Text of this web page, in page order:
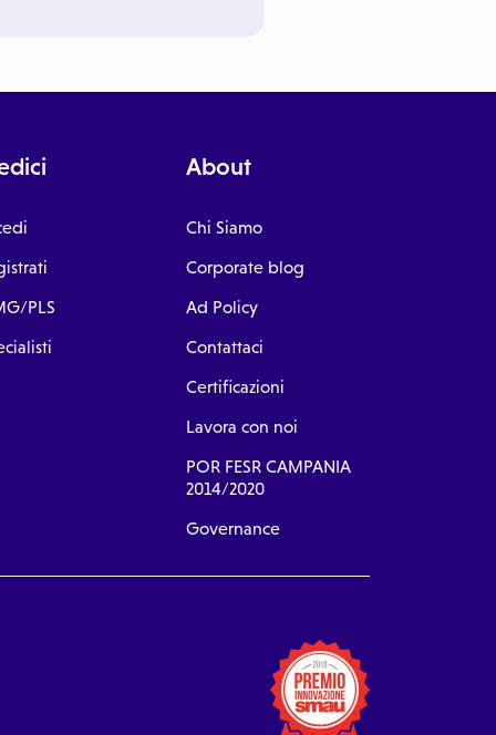
PLS
About
Chi Siamo
Corporate blog
Ad Policy
Contattaci
Certificazioni
Lavora con noi
POR FESR CAMPANIA
2014/2020
Governance